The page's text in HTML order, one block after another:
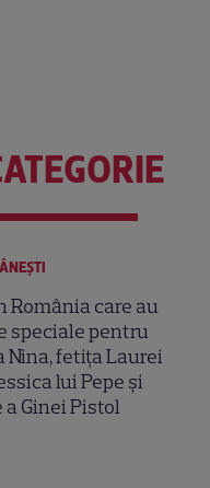
România care au
speciale pentru
Nina, fetița Laurei
lui Pepe și
a Ginei Pistol